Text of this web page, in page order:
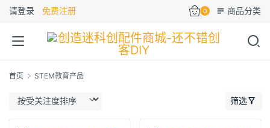
请登录 免费注册 0 商品分类
首页 STEM教育产品
筛选